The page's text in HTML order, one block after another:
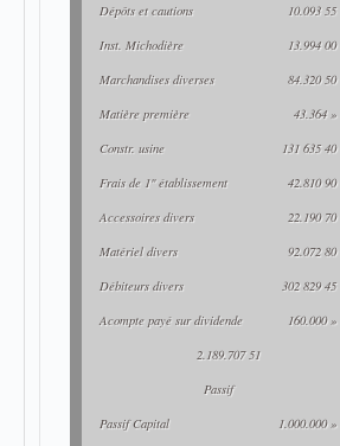
Dépôts et cautions 10.093 55
Inst. Michodière 13.994 00
Marchandises diverses 84.320 50
Matière première 43.364 »
Constr. usine 131 635 40
Frais de 1" établissement 42.810 90
Accessoires divers 22.190 70
Matériel divers 92.072 80
Débiteurs divers 302 829 45
Acompte payé sur dividende 160.000 »
2.189.707 51
Passif
Passif Capital 1.000.000 »